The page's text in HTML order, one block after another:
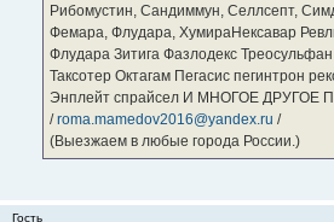
Рибомустин, Сандиммун, Селлсепт,
Фемара, Флудара, ХумираНексавар
Флудара Зитига Фазлодекс
Таксотер Октагам Пегасис пегинтрон
Энплейт спрайсел И МНОГОЕ
/roma.mamedov2016@yandex.ru /
(Выезжаем в любые города России.)
Гость